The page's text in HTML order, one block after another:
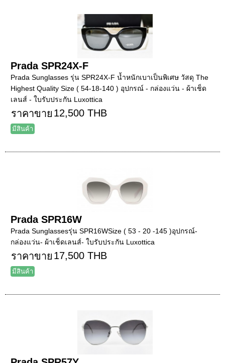
Prada SPR24X-F
Prada Sunglasses รุ่น SPR24X-F น้ำหนักเบาเป็นพิเศษ วัสดุ The
Highest Quality Size ( 54-18-140 ) อุปกรณ์ - กล่องแว่น - ผ้าเช็ด
เลนส์ - ใบรับประกัน Luxottica
ราคาขาย 12,500 THB
มีสินค้า
Prada SPR16W
Prada Sunglassesรุ่น SPR16WSize ( 53 - 20 -145 )อุปกรณ์-
กล่องแว่น- ผ้าเช็ดเลนส์- ใบรับประกัน Luxottica
ราคาขาย 17,500 THB
มีสินค้า